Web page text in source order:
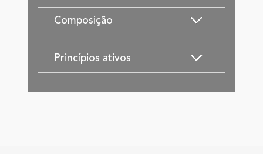
Composição
Princípios ativos